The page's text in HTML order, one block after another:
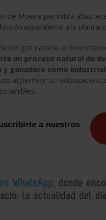
de Moeve permitirá
equivalente a la
del gas natural, el
un proceso natural de
ganadero como
al permitir su valorización
a nuestros
WhatsApp, donde
la actualidad del